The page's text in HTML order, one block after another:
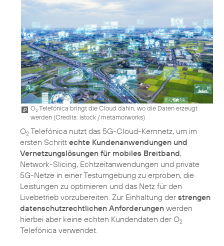
O2Telefónica bringt die Cloud dahin, wo die Daten erzeugt
werden (Credits: istock / metamorworks)
O2 Telefónica nutzt das 5G-Cloud-Kernnetz, um im
ersten Schritt echte Kundenanwendungen und
Vernetzungslösungen für mobiles Breitband,
Network-Slicing, Echtzeitanwendungen und private
5G-Netze in einer Testumgebung zu erproben, die
Leistungen zu optimieren und das Netz für den
Livebetrieb vorzubereiten. Zur Einhaltung derstrengen
datenschutzrechtlichen Anforderungen werden
hierbei aber keine echten Kundendaten der O2
Telefónica verwendet.